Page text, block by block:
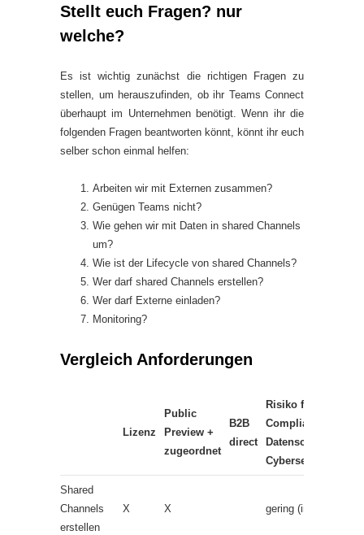
Stellt euch Fragen? nur
welche?
Es ist wichtig zunächst die richtigen Fragen zu
stellen, um herauszufinden, ob ihr Teams Connect
überhaupt im Unternehmen benötigt. Wenn ihr die
folgenden Fragen beantworten könnt, könnt ihr euch
selber schon einmal helfen:
Arbeiten wir mit Externen zusammen?
Genügen Teams nicht?
Wie gehen wir mit Daten in shared Channels
um?
Wie ist der Lifecycle von shared Channels?
Wer darf shared Channels erstellen?
Wer darf Externe einladen?
Monitoring?
Vergleich Anforderungen
Lizenz
Public
Preview +
zugeordnet
B2B
direct
Risiko für
Compliance,
Datenschutz
Cybersecurity
Shared
Channels
erstellen
X X gering (intern)